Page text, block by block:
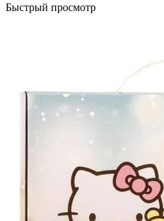
Быстрый просмотр